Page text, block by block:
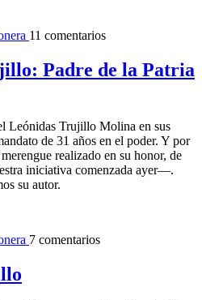
11 comentarios
Padre de la Patria
Leónidas Trujillo Molina en sus
de 31 años en el poder. Y por
realizado en su honor, de
iniciativa comenzada ayer—.
su autor.
7 comentarios